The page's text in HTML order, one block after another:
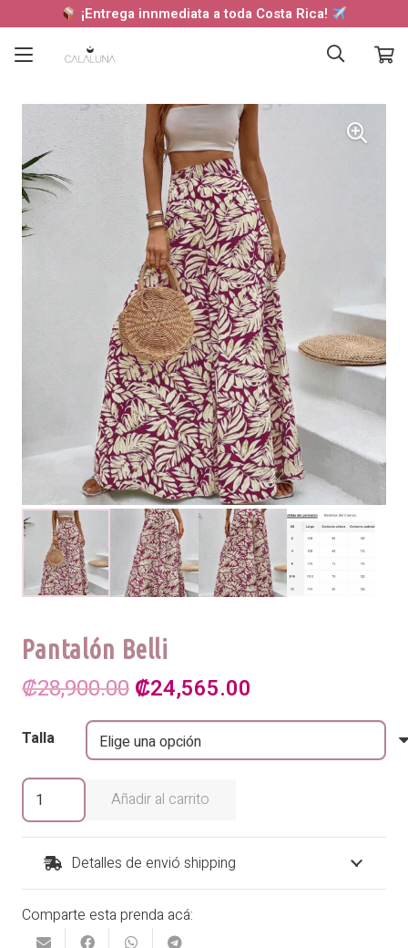
¡Entrega innmediata a toda Costa Rica!
Pantalón Belli
₡28,900.00 El
precio
original
era:
₡24,565.00
precio
actual
Talla
Pantalón
Belli
cantidad
Añadir al carrito
Detalles de envió shipping
Comparte esta prenda acá: